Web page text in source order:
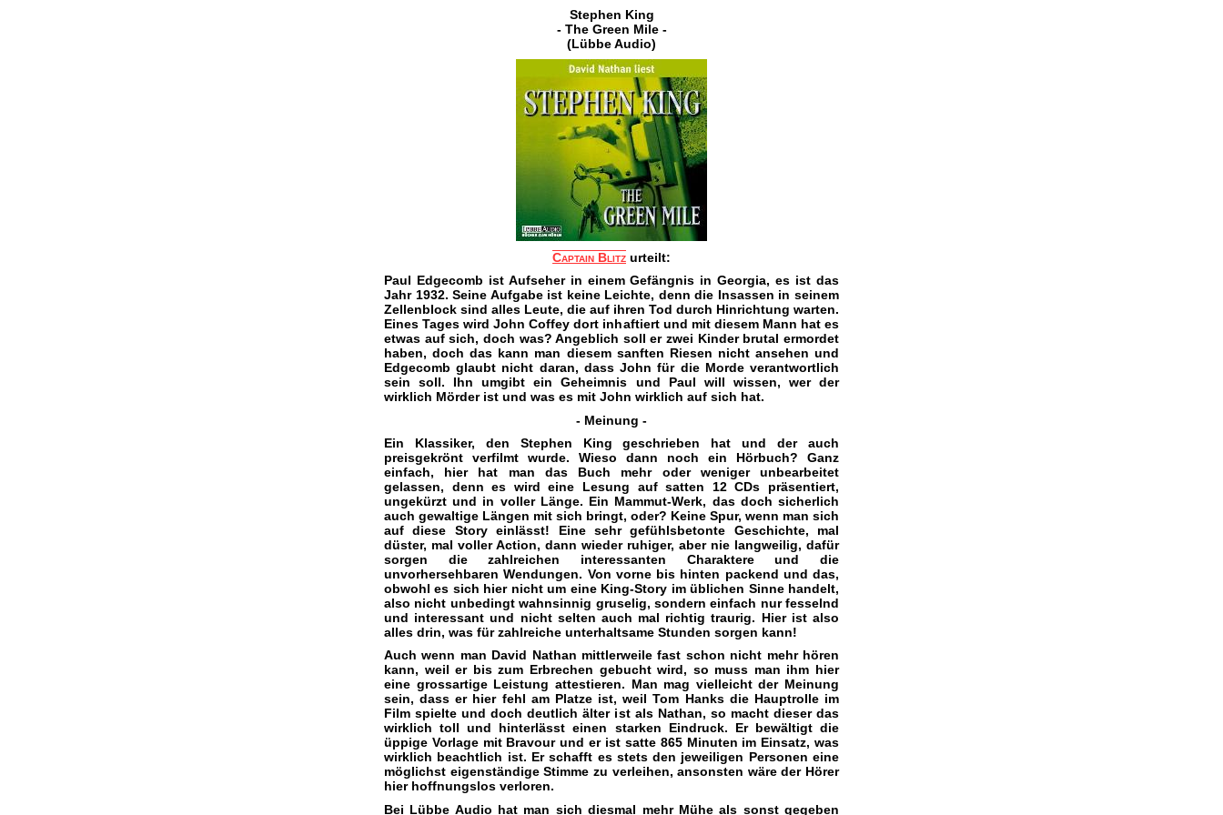
Stephen King
- The Green Mile -
(Lübbe Audio)
Captain Blitz urteilt:
Paul Edgecomb ist Aufseher in einem Gefängnis in Georgia, es ist das
Jahr 1932. Seine Aufgabe ist keine Leichte, denn die Insassen in seinem
Zellenblock sind alles Leute, die auf ihren Tod durch Hinrichtung warten.
Eines Tages wird John Coffey dort inhaftiert und mit diesem Mann hat es
etwas auf sich, doch was? Angeblich soll er zwei Kinder brutal ermordet
haben, doch das kann man diesem sanften Riesen nicht ansehen und
Edgecomb glaubt nicht daran, dass John für die Morde verantwortlich
sein soll. Ihn umgibt ein Geheimnis und Paul will wissen, wer der
wirklich Mörder ist und was es mit John wirklich auf sich hat.
- Meinung -
Ein Klassiker, den Stephen King geschrieben hat und der auch
preisgekrönt verfilmt wurde. Wieso dann noch ein Hörbuch? Ganz
einfach, hier hat man das Buch mehr oder weniger unbearbeitet
gelassen, denn es wird eine Lesung auf satten 12 CDs präsentiert,
ungekürzt und in voller Länge. Ein Mammut-Werk, das doch sicherlich
auch gewaltige Längen mit sich bringt, oder? Keine Spur, wenn man sich
auf diese Story einlässt! Eine sehr gefühlsbetonte Geschichte, mal
düster, mal voller Action, dann wieder ruhiger, aber nie langweilig, dafür
sorgen die zahlreichen interessanten Charaktere und die
unvorhersehbaren Wendungen. Von vorne bis hinten packend und das,
obwohl es sich hier nicht um eine King-Story im üblichen Sinne handelt,
also nicht unbedingt wahnsinnig gruselig, sondern einfach nur fesselnd
und interessant und nicht selten auch mal richtig traurig. Hier ist also
alles drin, was für zahlreiche unterhaltsame Stunden sorgen kann!
Auch wenn man David Nathan mittlerweile fast schon nicht mehr hören
kann, weil er bis zum Erbrechen gebucht wird, so muss man ihm hier
eine grossartige Leistung attestieren. Man mag vielleicht der Meinung
sein, dass er hier fehl am Platze ist, weil Tom Hanks die Hauptrolle im
Film spielte und doch deutlich älter ist als Nathan, so macht dieser das
wirklich toll und hinterlässt einen starken Eindruck. Er bewältigt die
üppige Vorlage mit Bravour und er ist satte 865 Minuten im Einsatz, was
wirklich beachtlich ist. Er schafft es stets den jeweiligen Personen eine
möglichst eigenständige Stimme zu verleihen, ansonsten wäre der Hörer
hier hoffnungslos verloren.
Bei Lübbe Audio hat man sich diesmal mehr Mühe als sonst gegeben